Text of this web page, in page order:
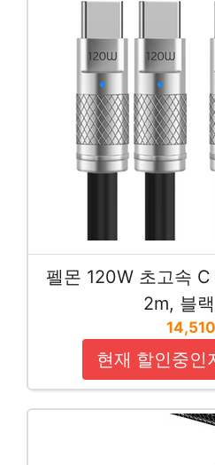
펠몬 120W 초고속
2m, 블
현재 할인중인